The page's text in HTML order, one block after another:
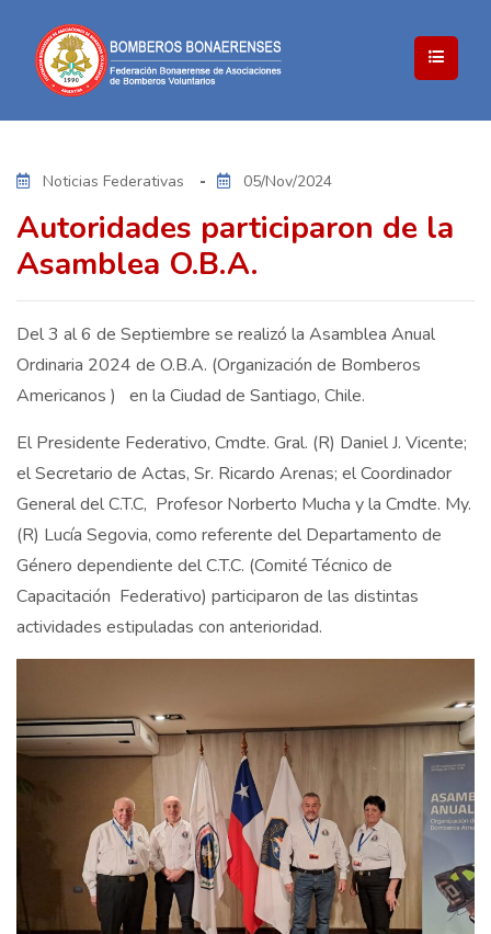
Noticias Federativas 05/Nov/2024
Autoridades participaron de la
Asamblea O.B.A.
Del 3 al 6 de Septiembre se realizó la Asamblea Anual
Ordinaria 2024 de O.B.A. (Organización de Bomberos
Americanos ) en la Ciudad de Santiago, Chile.
El Presidente Federativo, Cmdte. Gral. (R) Daniel J. Vicente;
el Secretario de Actas, Sr. Ricardo Arenas; el Coordinador
General del C.T.C, Profesor Norberto Mucha y la Cmdte. My.
(R) Lucía Segovia, como referente del Departamento de
Género dependiente del C.T.C. (Comité Técnico de
Capacitación Federativo) participaron de las distintas
actividades estipuladas con anterioridad.